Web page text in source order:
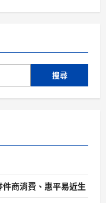
搜尋
商消費、惠平易近生